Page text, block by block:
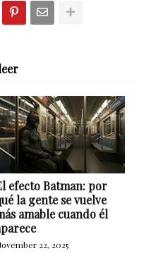
efecto Batman: por
la gente se vuelve
amable cuando él
22, 2025